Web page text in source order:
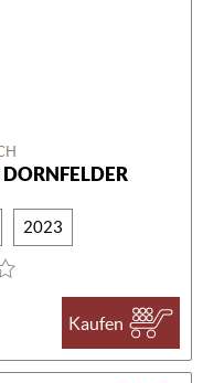
2023
Kaufen